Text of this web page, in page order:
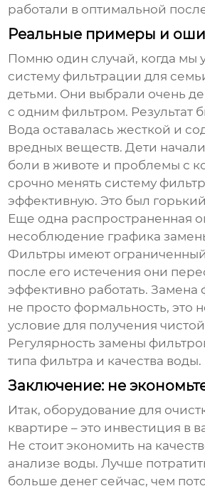
работали в оптимальной
Реальные примеры и
Помню один случай, когда мы
систему фильтрации для
детьми. Они выбрали очень
с одним фильтром. Результат
Вода оставалась жесткой и
вредных веществ. Дети
боли в животе и проблемы с
срочно менять систему
эффективную. Это был
Еще одна распространенная
несоблюдение графика
Фильтры имеют
после его истечения они
эффективно работать. Замена
не просто формальность, это
условие для получения
Регулярность замены
типа фильтра и качества воды.
Заключение: не
Итак, оборудование для
квартире – это инвестиция в
Не стоит экономить на
анализе воды. Лучше
больше денег сейчас, чем